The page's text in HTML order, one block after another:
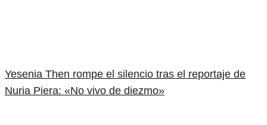
Yesenia Then rompe el silencio tras el reportaje de
Nuria Piera: «No vivo de diezmo»